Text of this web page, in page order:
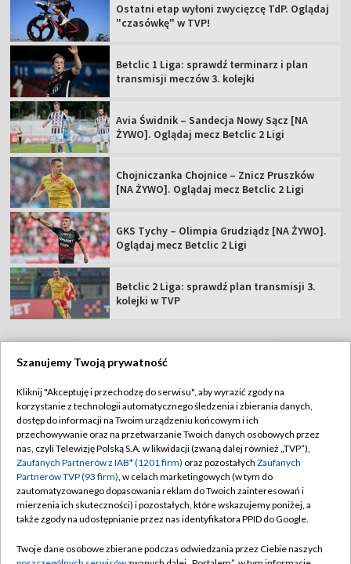
Ostatni etap wyłoni zwycięzcę TdP. Oglądaj
"czasówkę" w TVP!
Betclic 1 Liga: sprawdź terminarz i plan
transmisji meczów 3. kolejki
Avia Świdnik – Sandecja Nowy Sącz [NA
ŻYWO]. Oglądaj mecz Betclic 2 Ligi
Chojniczanka Chojnice – Znicz Pruszków
[NA ŻYWO]. Oglądaj mecz Betclic 2 Ligi
GKS Tychy – Olimpia Grudziądz [NA ŻYWO].
Oglądaj mecz Betclic 2 Ligi
Betclic 2 Liga: sprawdź plan transmisji 3.
kolejki w TVP
Abonament TVP
Sklep TVP
Biuro Reklamy
Oferta Handlowa
Telegazeta ogłoszenia
Rada Programowa
Regulamin TVP
Polityka prywatności
Moje zgody
Biuro reklamy
Kontakt
Kanały
Szanujemy Twoją prywatność
Kliknij "Akceptuję i przechodzę do serwisu", aby wyrazić zgody na
korzystanie z technologii automatycznego śledzenia i zbierania danych,
dostęp do informacji na Twoim urządzeniu końcowym i ich
przechowywanie oraz na przetwarzanie Twoich danych osobowych przez
nas, czyli Telewizję Polską S.A. w likwidacji (zwaną dalej również „TVP”),
Zaufanych Partnerów z IAB* (1201 firm) oraz pozostałych Zaufanych
Partnerów TVP (93 firm), w celach marketingowych (w tym do
zautomatyzowanego dopasowania reklam do Twoich zainteresowań i
mierzenia ich skuteczności) i pozostałych, które wskazujemy poniżej, a
także zgody na udostępnianie przez nas identyfikatora PPID do Google.
Twoje dane osobowe zbierane podczas odwiedzania przez Ciebie naszych